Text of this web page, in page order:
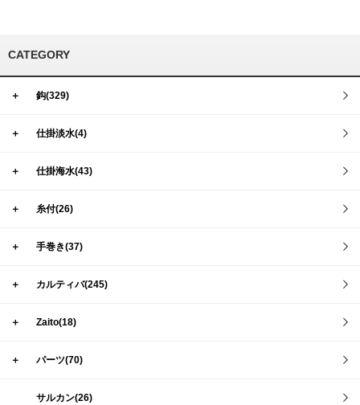
CATEGORY
＋ 鈎(329)
＋ 仕掛淡水(4)
＋ 仕掛海水(43)
＋ 糸付(26)
＋ 手巻き(37)
＋ カルティバ(245)
＋ Zaito(18)
＋ パーツ(70)
サルカン(26)